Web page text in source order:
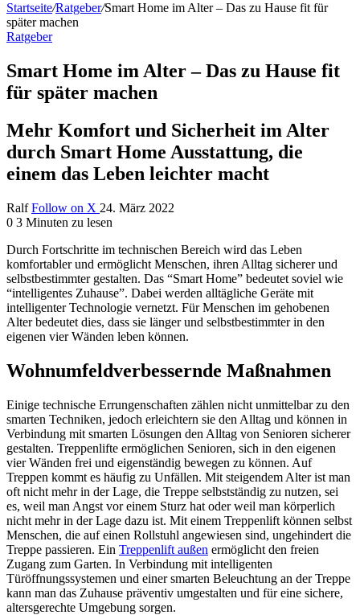
Startseite/Ratgeber/Smart Home im Alter – Das zu Hause fit für
später machen
Ratgeber
Smart Home im Alter – Das zu Hause fit
für später machen
Mehr Komfort und Sicherheit im Alter
durch Smart Home Ausstattung, die
einem das Leben leichter macht
Ralf Follow on X 24. März 2022
0 3 Minuten zu lesen
Durch Fortschritte im technischen Bereich wird das Leben
komfortabler und ermöglicht Menschen, ihren Alltag sicherer und
selbstbestimmter gestalten. Das “Smart Home” bedeutet soviel wie
“intelligentes Zuhause”. Dabei werden alltägliche Geräte mit
intelligenter Technologie vernetzt. Für Menschen im gehobenen
Alter bedeutet dies, dass sie länger und selbstbestimmter in den
eigenen vier Wänden leben können.
Wohnumfeldverbessernde Maßnahmen
Einige technische Errungenschaften zählen nicht unmittelbar zu den
smarten Techniken, jedoch erleichtern sie den Alltag und können in
Verbindung mit smarten Lösungen den Alltag von Senioren sicherer
gestalten. Treppenlifte ermöglichen Senioren, sich in den eigenen
vier Wänden frei und eigenständig bewegen zu können. Auf
Treppen kommt es häufig zu Unfällen. Mit steigendem Alter ist man
oft nicht mehr in der Lage, die Treppe selbstständig zu nutzen, sei
es, weil man Angst vor einem Sturz hat oder weil man körperlich
nicht mehr in der Lage dazu ist. Mit einem Treppenlift können selbst
Menschen, die auf einen Rollstuhl angewiesen sind, ungehindert die
Treppe passieren. Ein Treppenlift außen ermöglicht den freien
Zugang zum Garten. In Verbindung mit intelligenten
Türöffnungssystemen und einer smarten Beleuchtung an der Treppe
kann man das Zuhause präventiv umgestalten und für eine sichere,
altersgerechte Umgebung sorgen.